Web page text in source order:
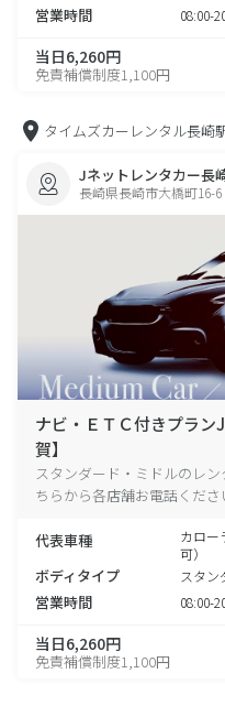
営業時間 08:00-
当日6,260円
免責補償制度1,100円
タイムズカーレンタル長崎
Jネットレンタカー長
長崎県長崎市大橋町16-6
ナビ・ＥＴＣ付きプラン
賀】
スタンダード・ミドルのレ
ちらから各店舗お電話くださ
代表車種
カロー
可）
ボディタイプ スタン
営業時間 08:00-
当日6,260円
免責補償制度1,100円